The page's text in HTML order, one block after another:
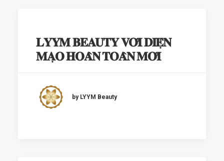
𝐋𝐘𝐘𝐌 𝐁𝐄𝐀𝐔𝐓𝐘 𝐕𝐎̛́𝐈 𝐃𝐈𝐄̣̂𝐍
𝐌𝐀̣𝐎 𝐇𝐎𝐀̀𝐍 𝐓𝐎𝐀̀𝐍 𝐌𝐎̛́𝐈
by LYYM Beauty